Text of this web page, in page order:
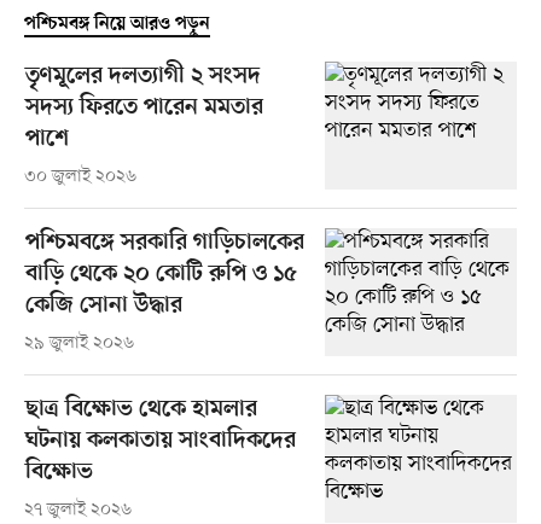
পশ্চিমবঙ্গ নিয়ে আরও পড়ুন
তৃণমূলের দলত্যাগী ২ সংসদ
সদস্য ফিরতে পারেন মমতার
পাশে
৩০ জুলাই ২০২৬
পশ্চিমবঙ্গে সরকারি গাড়িচালকের
বাড়ি থেকে ২০ কোটি রুপি ও ১৫
কেজি সোনা উদ্ধার
২৯ জুলাই ২০২৬
ছাত্র বিক্ষোভ থেকে হামলার
ঘটনায় কলকাতায় সাংবাদিকদের
বিক্ষোভ
২৭ জুলাই ২০২৬